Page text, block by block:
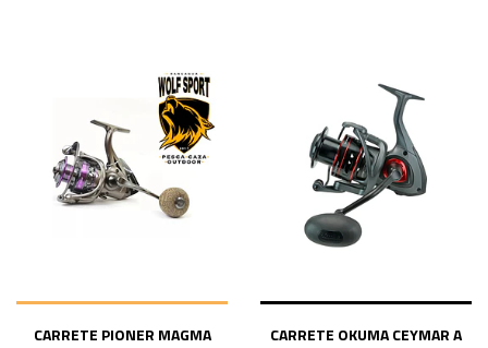
CARRETE PIONER MAGMA
CARRETE OKUMA CEYMAR A